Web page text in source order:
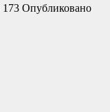
173 Опубликовано